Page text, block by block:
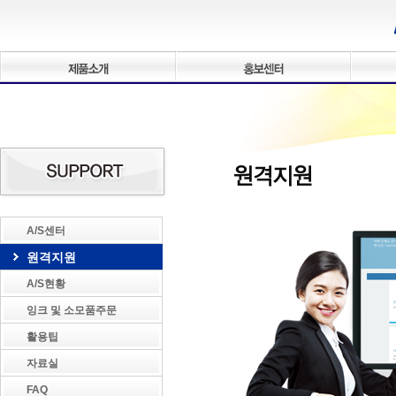
A/S센터
원격지원
A/S현황
잉크 및 소모품주문
활용팁
자료실
FAQ